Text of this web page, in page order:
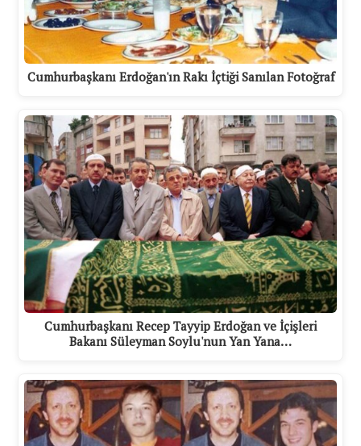
Cumhurbaşkanı Erdoğan'ın Rakı İçtiği Sanılan Fotoğraf
Cumhurbaşkanı Recep Tayyip Erdoğan ve İçişleri
Bakanı Süleyman Soylu'nun Yan Yana…